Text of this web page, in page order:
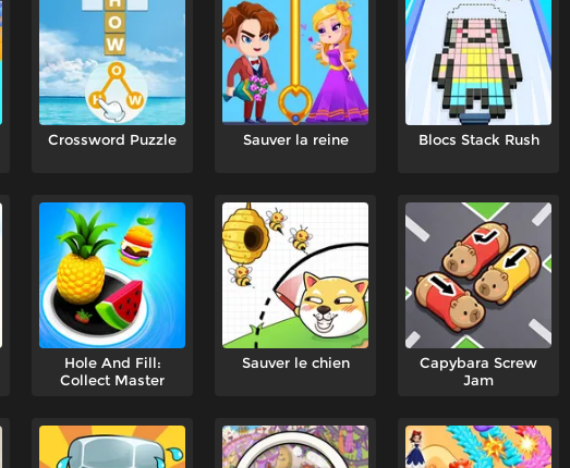
Crossword Puzzle Sauver la reine Blocs Stack Rush
Hole And Fill:
Collect Master
Sauver le chien
Capybara Screw
Jam